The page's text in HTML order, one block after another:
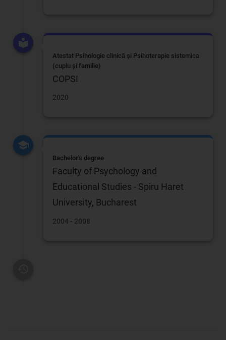
Atestat Psihologie clinică și Psihoterapie sistemica
(cuplu și familie)
COPSI
2020
Bachelor's degree
Faculty of Psychology and
Educational Studies - Spiru Haret
University, Bucharest
2004 - 2008